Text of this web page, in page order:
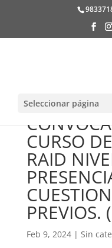
Seleccionar página
CURSO
RAID
Feb 9, 2024| Sin